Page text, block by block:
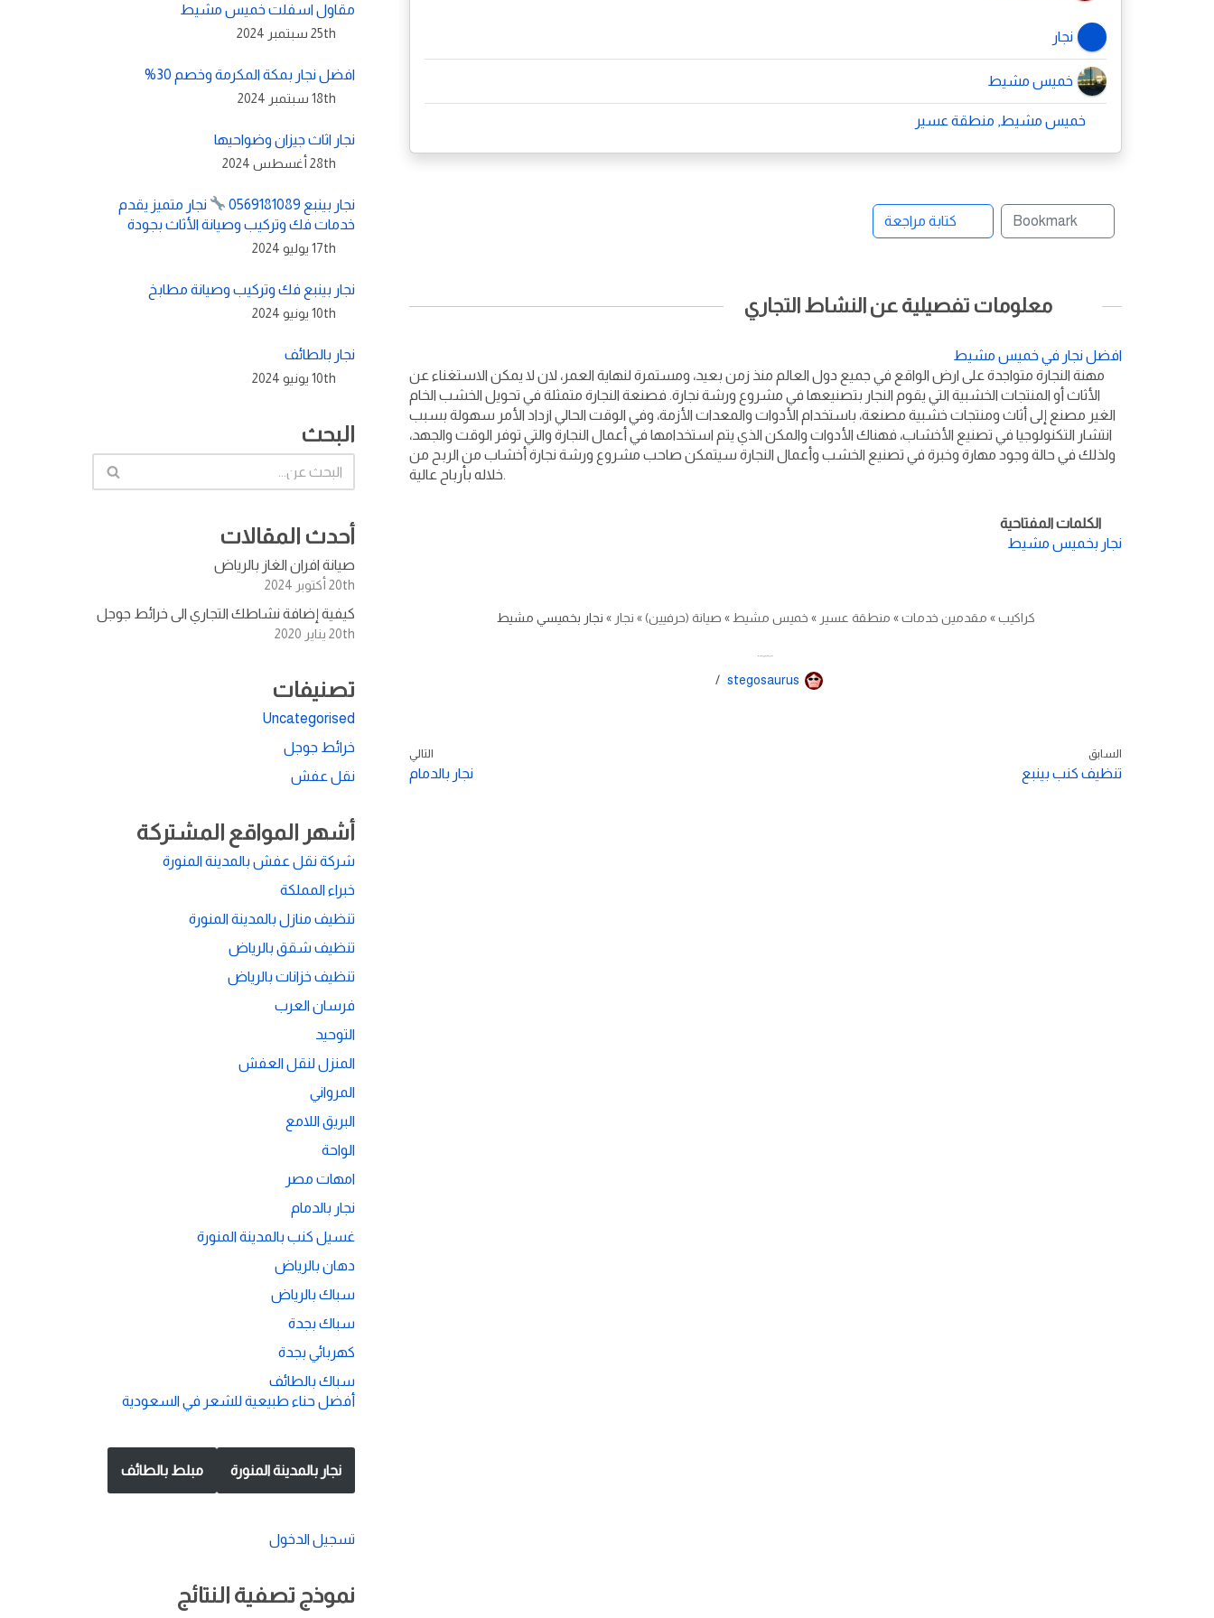
نجار
خميس مشيط
خميس مشيط, منطقة عسير
Bookmark كتابة مراجعة
معلومات تفصيلية عن النشاط التجاري
افضل نجار في خميس مشيط
مهنة النجارة متواجدة على ارض الواقع في جميع دول العالم منذ زمن بعيد، ومستمرة لنهاية العمر، لان لا يمكن الاستغناء عن
الأثاث أو المنتجات الخشبية التي يقوم النجار بتصنيعها في مشروع ورشة نجارة. فصنعة النجارة متمثلة في تحويل الخشب الخام
الغير مصنع إلى أثاث ومنتجات خشبية مصنعة، باستخدام الأدوات والمعدات الأزمة، وفي الوقت الحالي ازداد الأمر سهولة بسبب
انتشار التكنولوجيا في تصنيع الأخشاب، فهناك الأدوات والمكن الذي يتم استخدامها في أعمال النجارة والتي توفر الوقت والجهد،
ولذلك في حالة وجود مهارة وخبرة في تصنيع الخشب وأعمال النجارة سيتمكن صاحب مشروع ورشة نجارة أخشاب من الربح من
خلاله بأرباح عالية.
الكلمات المفتاحية
نجار بخميس مشيط
كراكيب» مقدمين خدمات» منطقة عسير » خميس مشيط» صيانة (حرفيين)» نجار » نجار بخميسي مشيط
نجار بخميسي مشيط
stegosaurus
السابق
تنظيف كنب بينبع
التالي
نجار بالدمام
مقاول اسفلت خميس مشيط
25th سبتمبر 2024
افضل نجار بمكة المكرمة وخصم 30%
18th سبتمبر 2024
نجار اثاث جيزان وضواحيها
28th أغسطس 2024
نجار بينبع 0569181089
نجار متميز يقدم
خدمات فك وتركيب وصيانة الأثاث بجودة
17th يوليو 2024
نجار بينبع فك وتركيب وصيانة مطابخ
10th يونيو 2024
نجار بالطائف
10th يونيو 2024
البحث
أحدث المقالات
صيانة افران الغاز بالرياض
20th أكتوبر 2024
كيفية إضافة نشاطك التجاري الى خرائط جوجل
20th يناير 2020
تصنيفات
Uncategorised
خرائط جوجل
نقل عفش
أشهر المواقع المشتركة
شركة نقل عفش بالمدينة المنورة
خبراء المملكة
تنظيف منازل بالمدينة المنورة
تنظيف شقق بالرياض
تنظيف خزانات بالرياض
فرسان العرب
التوحيد
المنزل لنقل العفش
المرواني
البريق اللامع
الواحة
امهات مصر
نجار بالدمام
غسيل كنب بالمدينة المنورة
دهان بالرياض
سباك بالرياض
سباك بجدة
كهربائي بجدة
سباك بالطائف
أفضل حناء طبيعية للشعر في السعودية
نجار بالمدينة المنورة مبلط بالطائف
تسجيل الدخول
نموذج تصفية النتائج